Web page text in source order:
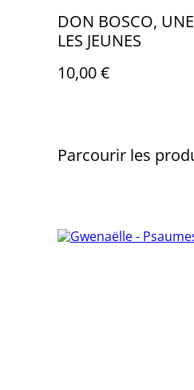
DON BOSCO,
LES JEUNES
10,00 €
Parcourir les